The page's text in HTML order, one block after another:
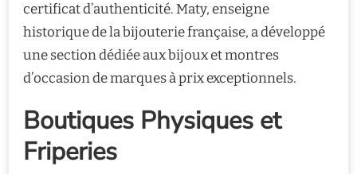
certificat d’authenticité. Maty, enseigne
historique de la bijouterie française, a développé
une section dédiée aux bijoux et montres
d’occasion de marques à prix exceptionnels.
Boutiques Physiques et
Friperies